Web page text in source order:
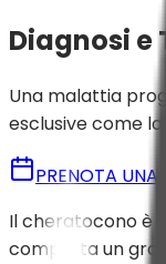
Diagnosi
Una malattia
esclusive come
PRENOTA UNA
Il cheratocono è
comporta un